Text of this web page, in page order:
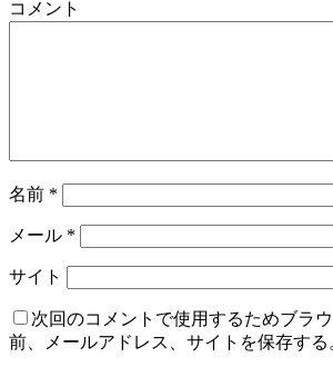
コメント
名前 *
メール *
サイト
次回のコメントで使用するためブラ
前、メールアドレス、サイトを保存する